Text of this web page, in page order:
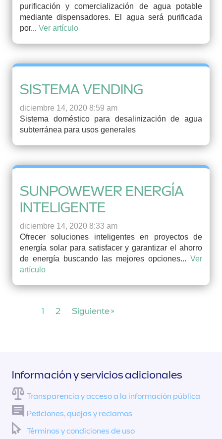
purificación y comercialización de agua potable
mediante dispensadores. El agua será purificada
por... Ver artículo
SISTEMA VENDING
diciembre 14, 2020 8:59 am
Sistema doméstico para desalinización de agua
subterránea para usos generales
SUNPOWEWER ENERGÍA
INTELIGENTE
diciembre 14, 2020 8:33 am
Ofrecer soluciones inteligentes en proyectos de
energía solar para satisfacer y garantizar el ahorro
de energía buscando las mejores opciones... Ver
artículo
1 2 Siguiente »
Información y servicios adicionales
Transparencia y acceso a la información pública
Peticiones, quejas y reclamos
Términos y condiciones de uso